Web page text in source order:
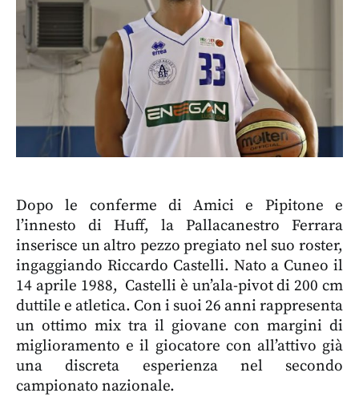
Dopo le conferme di Amici e Pipitone e
l’innesto di Huff, la Pallacanestro Ferrara
inserisce un altro pezzo pregiato nel suo roster,
ingaggiando Riccardo Castelli. Nato a Cuneo il
14 aprile 1988, Castelli è un’ala-pivot di 200 cm
duttile e atletica. Con i suoi 26 anni rappresenta
un ottimo mix tra il giovane con margini di
miglioramento e il giocatore con all’attivo già
una discreta esperienza nel secondo
campionato nazionale.